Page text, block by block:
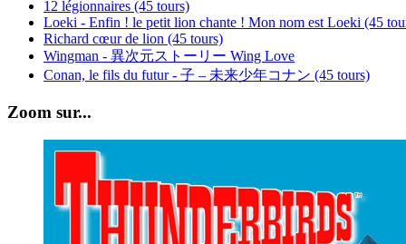
12 légionnaires (45 tours)
Loeki - Enfin ! le petit lion chante ! Mon nom est Loeki (45
Richard cœur de lion (45 tours)
Wingman - 異次元ストーリー Wing Love
Conan, le fils du futur - 子 – 未来少年コナン (45 tours)
Zoom sur...